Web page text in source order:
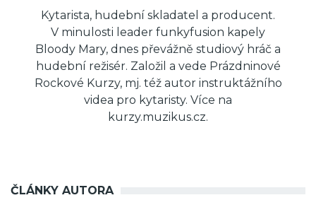
Kytarista, hudební skladatel a producent.
V minulosti leader funkyfusion kapely
Bloody Mary, dnes převážně studiový hráč a
hudební režisér. Založil a vede Prázdninové
Rockové Kurzy, mj. též autor instruktážního
videa pro kytaristy. Více na
kurzy.muzikus.cz.
ČLÁNKY AUTORA